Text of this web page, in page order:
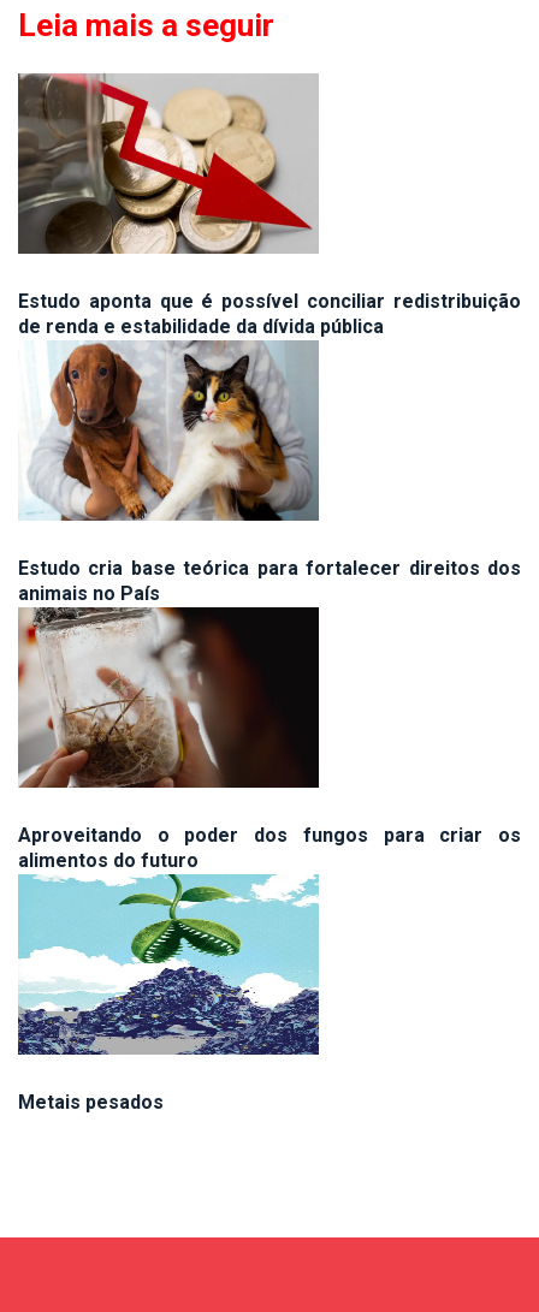
Leia mais a seguir
Estudo aponta que é possível conciliar redistribuição
de renda e estabilidade da dívida pública
Estudo cria base teórica para fortalecer direitos dos
animais no País
Aproveitando o poder dos fungos para criar os
alimentos do futuro
Metais pesados